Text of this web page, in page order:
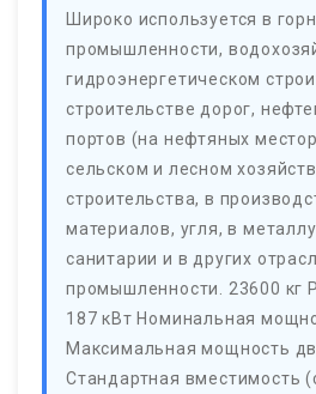
Широко используется в
промышленности,
гидроэнергетическом
строительстве дорог,
портов (на нефтяных
сельском и лесном
строительства, в
материалов, угля, в
санитарии и в других
промышленности. 23600 кг
187 кВт Номинальная
Максимальная мощность
Стандартная вместимость